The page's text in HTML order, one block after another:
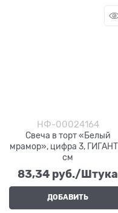
НФ-00024164
Свеча в торт «Белый
мрамор», цифра 3,
см
83,34 руб./Штука
ДОБАВИТЬ